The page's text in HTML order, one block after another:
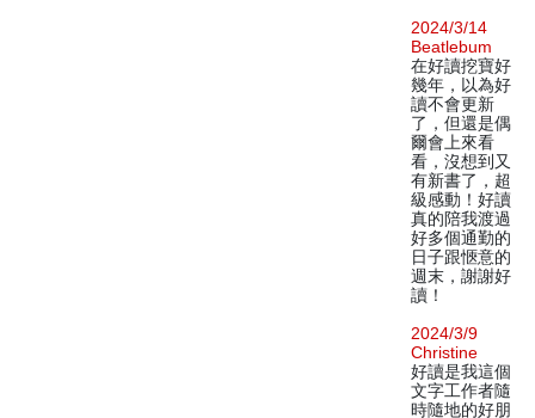
2024/3/14
Beatlebum
在好讀挖寶好
幾年，以為好
讀不會更新
了，但還是偶
爾會上來看
看，沒想到又
有新書了，超
級感動！好讀
真的陪我渡過
好多個通勤的
日子跟愜意的
週末，謝謝好
讀！
2024/3/9
Christine
好讀是我這個
文字工作者隨
時隨地的好朋